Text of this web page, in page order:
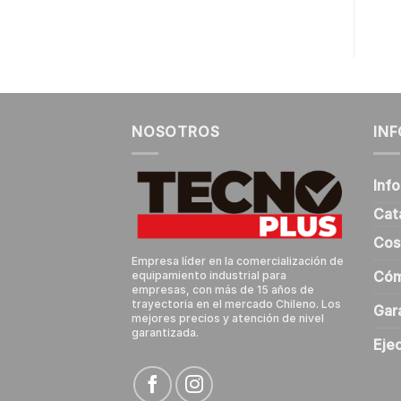
NOSOTROS
Empresa líder en la comercialización de
equipamiento industrial para
empresas, con más de 15 años de
trayectoria en el mercado Chileno. Los
mejores precios y atención de nivel
garantizada.